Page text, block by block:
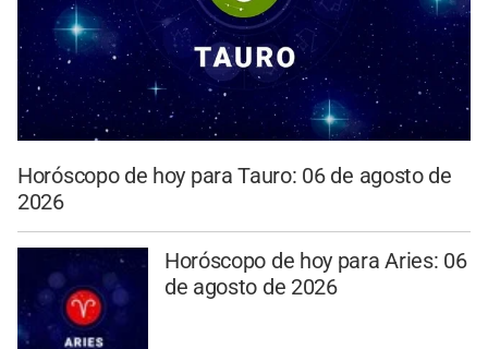
Horóscopo de hoy para Tauro: 06 de agosto de
2026
Horóscopo de hoy para Aries: 06
de agosto de 2026